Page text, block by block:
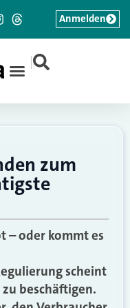
|
Anmelden
zum
– oder kommt es
scheint
beschäftigen.